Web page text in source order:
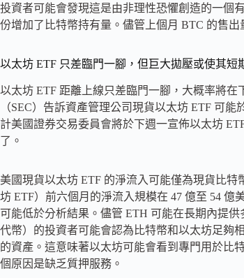
投資者可能會發現這是由非理性恐懼創造的一個
份增加了比特幣持有量。儘管上個月 BTC 的售
以太坊 ETF 只差臨門一腳，但巨大拋壓或使其短
以太坊 ETF 距離上線只差臨門一腳，大概率將
（SEC）告訴資產管理公司現貨以太坊 ETF 可
計美國證券交易委員會將於下週一宣佈以太坊
了。
美國現貨以太坊 ETF 的淨流入可能僅為現貨比特
坊 ETF）前六個月的淨流入規模在 47 億至 54 億
可能低於分析結果。儘管 ETH 可能在長期內提
代幣）的投資者可能會認為比特幣和以太坊足夠
的資產。這意味著以太坊可能會看到專門用於比
個原因是缺乏質押服務。